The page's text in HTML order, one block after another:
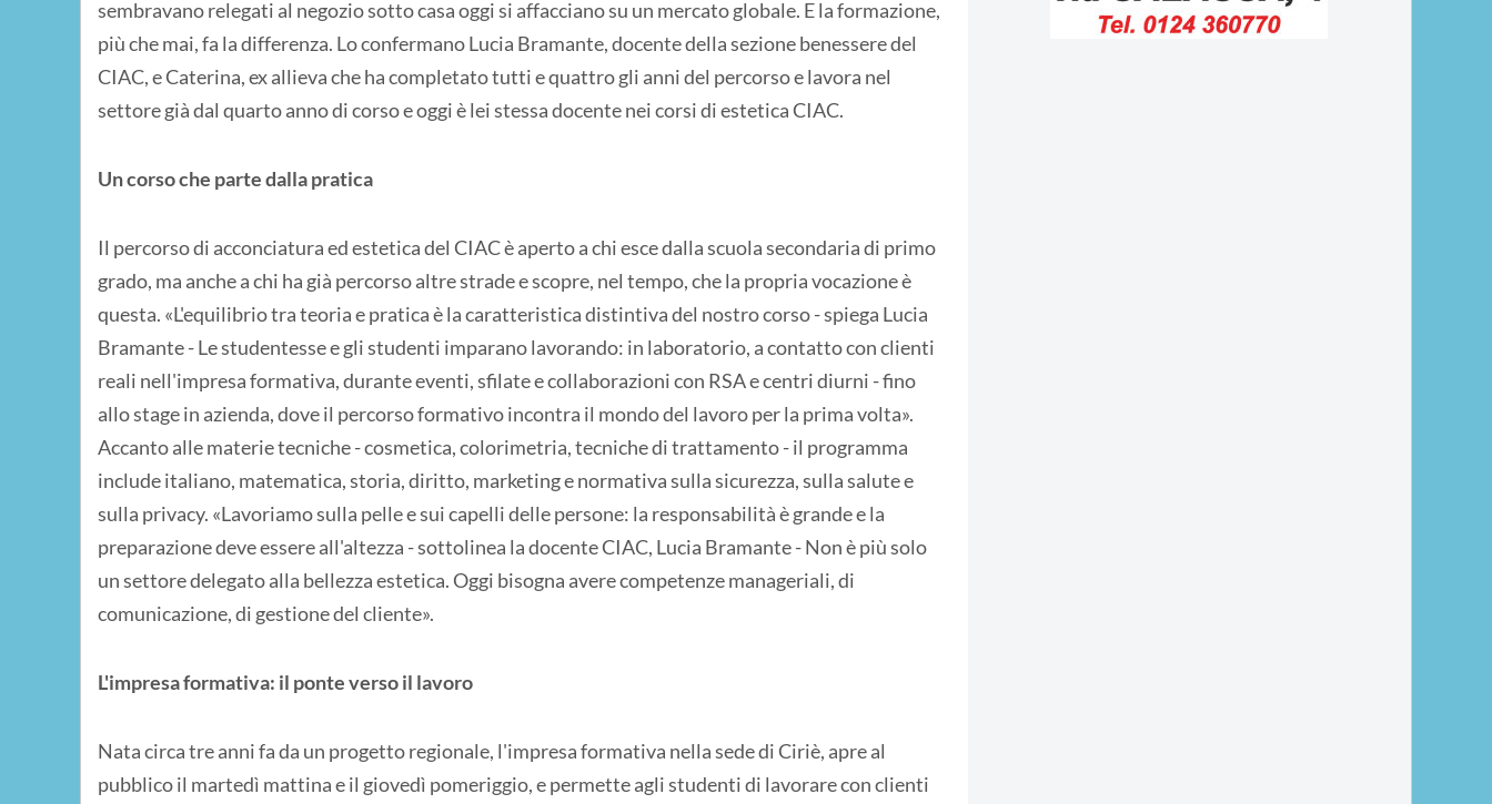
sembravano relegati al negozio sotto casa oggi si affacciano su un mercato globale. E la formazione,
più che mai, fa la differenza. Lo confermano Lucia Bramante, docente della sezione benessere del
CIAC, e Caterina, ex allieva che ha completato tutti e quattro gli anni del percorso e lavora nel
settore già dal quarto anno di corso e oggi è lei stessa docente nei corsi di estetica CIAC.
Un corso che parte dalla pratica
Il percorso di acconciatura ed estetica del CIAC è aperto a chi esce dalla scuola secondaria di primo
grado, ma anche a chi ha già percorso altre strade e scopre, nel tempo, che la propria vocazione è
questa. «L'equilibrio tra teoria e pratica è la caratteristica distintiva del nostro corso - spiega Lucia
Bramante - Le studentesse e gli studenti imparano lavorando: in laboratorio, a contatto con clienti
reali nell'impresa formativa, durante eventi, sfilate e collaborazioni con RSA e centri diurni - fino
allo stage in azienda, dove il percorso formativo incontra il mondo del lavoro per la prima volta».
Accanto alle materie tecniche - cosmetica, colorimetria, tecniche di trattamento - il programma
include italiano, matematica, storia, diritto, marketing e normativa sulla sicurezza, sulla salute e
sulla privacy. «Lavoriamo sulla pelle e sui capelli delle persone: la responsabilità è grande e la
preparazione deve essere all'altezza - sottolinea la docente CIAC, Lucia Bramante - Non è più solo
un settore delegato alla bellezza estetica. Oggi bisogna avere competenze manageriali, di
comunicazione, di gestione del cliente».
L'impresa formativa: il ponte verso il lavoro
Nata circa tre anni fa da un progetto regionale, l'impresa formativa nella sede di Ciriè, apre al
pubblico il martedì mattina e il giovedì pomeriggio, e permette agli studenti di lavorare con clienti